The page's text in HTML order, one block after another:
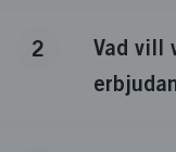
2
Vad vill